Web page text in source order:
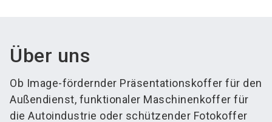
Über uns
Ob Image-fördernder Präsentationskoffer für den
Außendienst, funktionaler Maschinenkoffer für
die Autoindustrie oder schützender Fotokoffer